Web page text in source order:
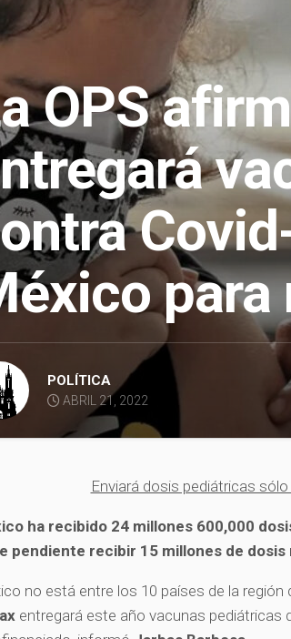
OPS
para
POLÍTICA
ABRIL 21, 2022
Enviará dosis pediátricas
ha recibido 24 millones 600,000
pendiente recibir 15 millones de dosis
no está entre los 10 países de la
entregará este año vacunas pediátricas